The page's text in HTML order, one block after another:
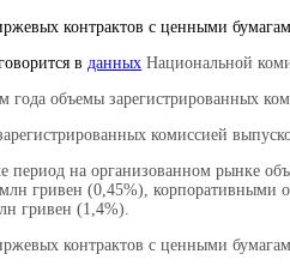
контрактов с ценными
в данных Национальной
года объемы зарегистрированных
комиссией
период на организованном рынке
млн гривен (0,45%),
гривен (1,4%).
контрактов с ценными